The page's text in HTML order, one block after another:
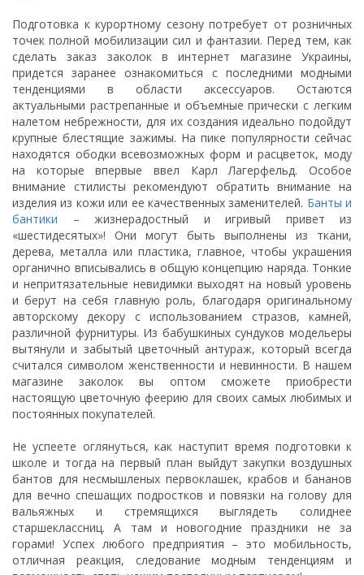
Подготовка к курортному сезону потребует от розничных
точек полной мобилизации сил и фантазии. Перед тем, как
сделать заказ заколок в интернет магазине Украины,
придется заранее ознакомиться с последними модными
тенденциями в области аксессуаров. Остаются
актуальными растрепанные и объемные прически с легким
налетом небрежности, для их создания идеально подойдут
крупные блестящие зажимы. На пике популярности сейчас
находятся ободки всевозможных форм и расцветок, моду
на которые впервые ввел Карл Лагерфельд. Особое
внимание стилисты рекомендуют обратить внимание на
изделия из кожи или ее качественных заменителей. Банты и
бантики – жизнерадостный и игривый привет из
«шестидесятых»! Они могут быть выполнены из ткани,
дерева, металла или пластика, главное, чтобы украшения
органично вписывались в общую концепцию наряда. Тонкие
и непритязательные невидимки выходят на новый уровень
и берут на себя главную роль, благодаря оригинальному
авторскому декору с использованием стразов, камней,
различной фурнитуры. Из бабушкиных сундуков модельеры
вытянули и забытый цветочный антураж, который всегда
считался символом женственности и невинности. В нашем
магазине заколок вы оптом сможете приобрести
настоящую цветочную феерию для своих самых любимых и
постоянных покупателей.
Не успеете оглянуться, как наступит время подготовки к
школе и тогда на первый план выйдут закупки воздушных
бантов для несмышленых первоклашек, крабов и бананов
для вечно спешащих подростков и повязки на голову для
вальяжных и стремящихся выглядеть солиднее
старшеклассниц. А там и новогодние праздники не за
горами! Успех любого предприятия – это мобильность,
отличная реакция, следование модным тенденциям и